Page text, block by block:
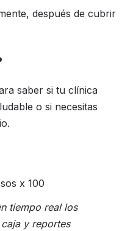
después de cubrir
saber si tu clínica
o si necesitas
x 100
tiempo real los
y reportes